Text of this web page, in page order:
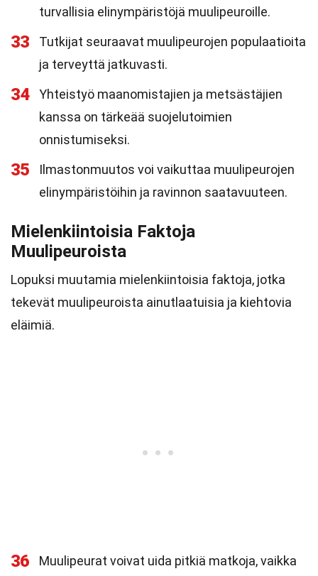
turvallisia elinympäristöjä muulipeuroille.
33
Tutkijat seuraavat muulipeurojen populaatioita
ja terveyttä jatkuvasti.
34
Yhteistyö maanomistajien ja metsästäjien
kanssa on tärkeää suojelutoimien
onnistumiseksi.
35
Ilmastonmuutos voi vaikuttaa muulipeurojen
elinympäristöihin ja ravinnon saatavuuteen.
Mielenkiintoisia Faktoja
Muulipeuroista
Lopuksi muutamia mielenkiintoisia faktoja, jotka
tekevät muulipeuroista ainutlaatuisia ja kiehtovia
eläimiä.
36 Muulipeurat voivat uida pitkiä matkoja, vaikka